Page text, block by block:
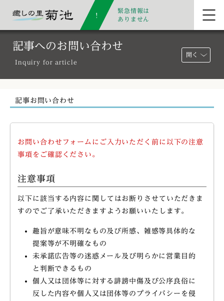
緊急情報は
ありません
記事へのお問い合わせ
Inquiry for article
開く
記事お問い合わせ
お問い合わせフォームにご入力いただく前に以下の注意
事項をご確認ください。
注意事項
以下に該当する内容に関してはお断りさせていただきま
すのでご了承いただきますようお願いいたします。
趣旨が意味不明なもの及び所感、雑感等具体的な
提案等が不明確なもの
未承諾広告等の迷惑メール及び明らかに営業目的
と判断できるもの
個人又は団体等に対する誹謗中傷及び公序良俗に
反した内容や個人又は団体等のプライバシーを侵